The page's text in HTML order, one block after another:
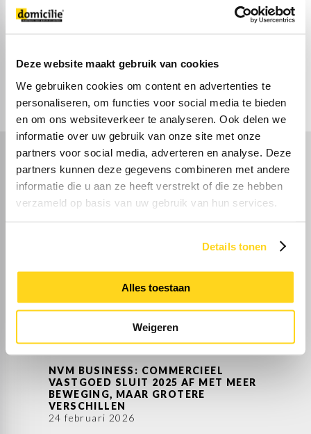
Deze website maakt gebruik van cookies
We gebruiken cookies om content en advertenties te
personaliseren, om functies voor social media te bieden
en om ons websiteverkeer te analyseren. Ook delen we
informatie over uw gebruik van onze site met onze
partners voor social media, adverteren en analyse. Deze
partners kunnen deze gegevens combineren met andere
informatie die u aan ze heeft verstrekt of die ze hebben
verzameld op basis van uw gebruik van hun services.
Details tonen
Alles toestaan
Weigeren
bedrijfsmakelaars.
NEEM CONTACT OP
ANDER NIEUWS
NVM BUSINESS: COMMERCIËLE
VASTGOEDMARKT BLIJFT IN
BEWEGING ONDANKS
AANHOUDENDE ONZEKERHEID
NVM BUSINESS: COMMERCIEEL
VASTGOED SLUIT 2025 AF MET MEER
BEWEGING, MAAR GROTERE
VERSCHILLEN
24 februari 2026